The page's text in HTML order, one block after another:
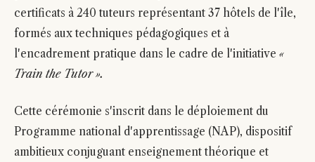
certificats à 240 tuteurs représentant 37 hôtels de l'île,
formés aux techniques pédagogiques et à
l'encadrement pratique dans le cadre de l'initiative «
Train the Tutor ».
Cette cérémonie s'inscrit dans le déploiement du
Programme national d'apprentissage (NAP), dispositif
ambitieux conjuguant enseignement théorique et